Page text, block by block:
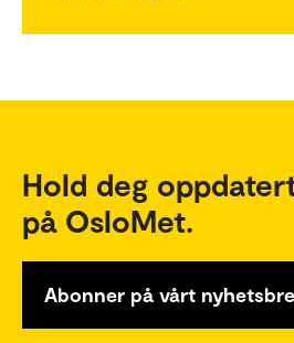
Hold deg
på OsloMet.
Abonner på vårt